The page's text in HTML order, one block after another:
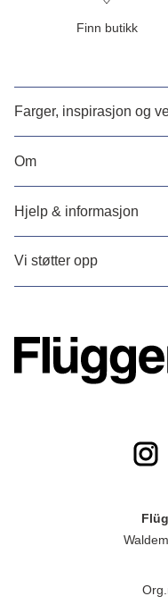
Finn butikk
Farger, inspirasjon og
Om
Hjelp & informasjon
Vi støtter opp